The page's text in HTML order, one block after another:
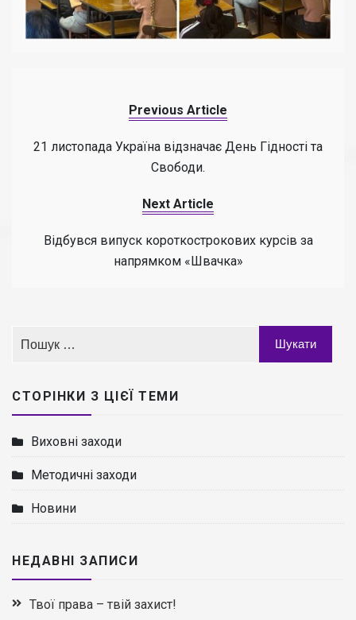
Previous Article
21 листопада Україна відзначає День Гідності та
Свободи.
Next Article
Відбувся випуск короткострокових курсів за
напрямком «Швачка»
СТОРІНКИ З ЦІЄЇ ТЕМИ
Виховні заходи
Методичні заходи
Новини
НЕДАВНІ ЗАПИСИ
Твої права – твій захист!